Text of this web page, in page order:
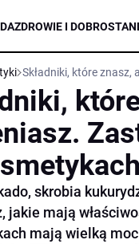
ZDROWIE I DOBROSTAN
Składniki, które
skrobia
jakie mają
mają wielką